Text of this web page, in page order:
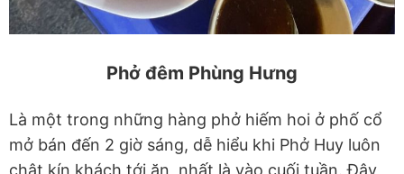
Phở đêm Phùng Hưng
Là một trong những hàng phở hiếm hoi ở phố cổ
mở bán đến 2 giờ sáng, dễ hiểu khi Phở Huy luôn